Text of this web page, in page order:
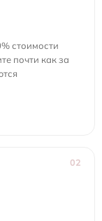
стоимости
почти как за
02